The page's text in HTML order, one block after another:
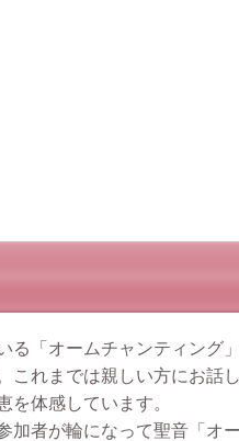
る「オームチャンティング
これまでは親しい方にお話
を体感しています。
加者が輪になって聖音「オ